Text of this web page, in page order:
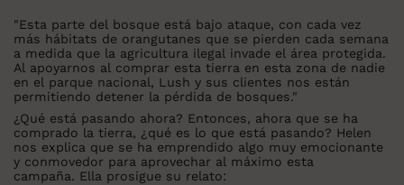
"Esta parte del bosque está bajo ataque, con cada vez
más hábitats de orangutanes que se pierden cada semana
a medida que la agricultura ilegal invade el área protegida.
Al apoyarnos al comprar esta tierra en esta zona de nadie
en el parque nacional, Lush y sus clientes nos están
permitiendo detener la pérdida de bosques."
¿Qué está pasando ahora? Entonces, ahora que se ha
comprado la tierra, ¿qué es lo que está pasando? Helen
nos explica que se ha emprendido algo muy emocionante
y conmovedor para aprovechar al máximo esta
campaña. Ella prosigue su relato: